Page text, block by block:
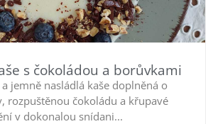
s čokoládou a borůvkami
jemně nasládlá kaše doplněná o
rozpuštěnou čokoládu a křupavé
v dokonalou snídani...